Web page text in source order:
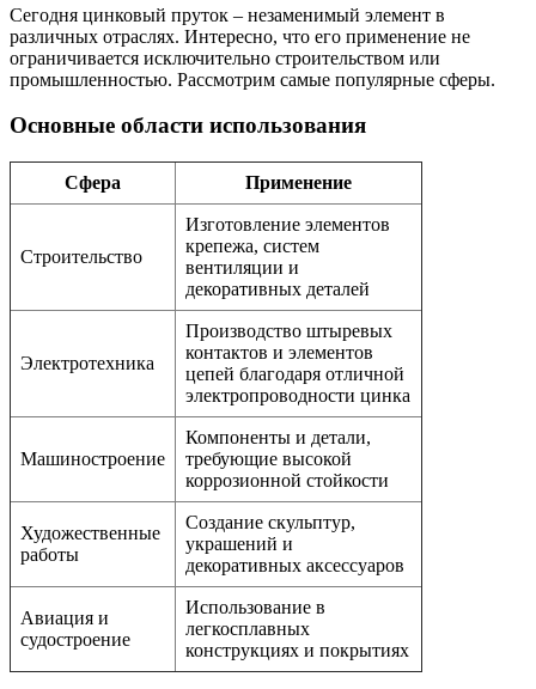
Сегодня цинковый пруток – незаменимый элемент в
различных отраслях. Интересно, что его применение не
ограничивается исключительно строительством или
промышленностью. Рассмотрим самые популярные сферы.
Основные области использования
Сфера Применение
Строительство
Изготовление элементов
крепежа, систем
вентиляции и
декоративных деталей
Электротехника
Производство штыревых
контактов и элементов
цепей благодаря отличной
электропроводности цинка
Машиностроение
Компоненты и детали,
требующие высокой
коррозионной стойкости
Художественные
работы
Создание скульптур,
украшений и
декоративных аксессуаров
Авиация и
судостроение
Использование в
легкосплавных
конструкциях и покрытиях